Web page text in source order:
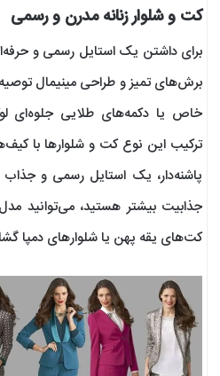
کت و شلوار زنانه مدرن و رسمی
برای داشتن یک استایل رسمی و
برش‌های تمیز و طراحی مینیمال
خاص یا دکمه‌های طلایی جلوه‌ای
ترکیب این نوع کت و شلوارها با
پاشنه‌دار، یک استایل رسمی و جذاب
جذابیت بیشتر هستید، می‌توانید
کت‌های یقه پهن یا شلوارهای دمپا